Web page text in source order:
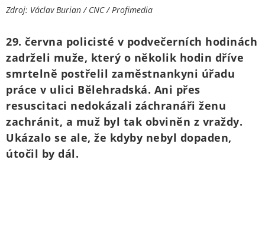
Zdroj: Václav Burian / CNC / Profimedia
29. června policisté v podvečerních hodinách
zadrželi muže, který o několik hodin dříve
smrtelně postřelil zaměstnankyni úřadu
práce v ulici Bělehradská. Ani přes
resuscitaci nedokázali záchranáři ženu
zachránit, a muž byl tak obviněn z vraždy.
Ukázalo se ale, že kdyby nebyl dopaden,
útočil by dál.